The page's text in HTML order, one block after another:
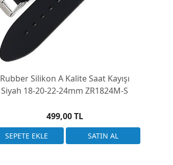
Rubber Silikon A Kalite Saat Kayışı
Siyah 18-20-22-24mm ZR1824M-S
499,00 TL